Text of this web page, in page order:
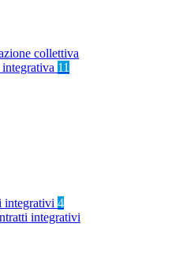
collettiva
11
integrativi 4
integrativi